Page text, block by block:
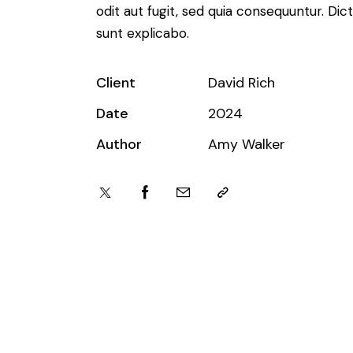
odit aut fugit, sed quia consequuntur.
sunt explicabo.
Client
David Rich
Date
2024
Author
Amy Walker